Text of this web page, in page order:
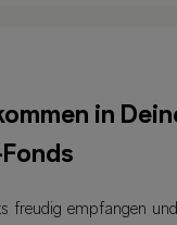
in
freudig empfangen